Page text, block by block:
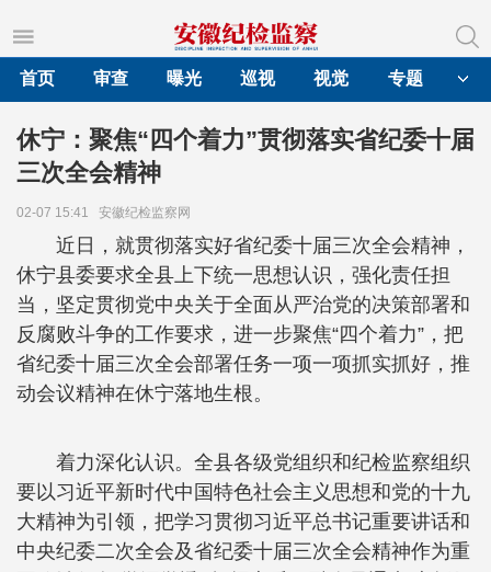
首页
审查 曝光 巡视 视觉 专题
休宁：聚焦“四个着力”贯彻落实省纪委十届
三次全会精神
02-07 15:41 安徽纪检监察网
近日，就贯彻落实好省纪委十届三次全会精神，
休宁县委要求全县上下统一思想认识，强化责任担
当，坚定贯彻党中央关于全面从严治党的决策部署和
反腐败斗争的工作要求，进一步聚焦“四个着力”，把
省纪委十届三次全会部署任务一项一项抓实抓好，推
动会议精神在休宁落地生根。
着力深化认识。全县各级党组织和纪检监察组织
要以习近平新时代中国特色社会主义思想和党的十九
大精神为引领，把学习贯彻习近平总书记重要讲话和
中央纪委二次全会及省纪委十届三次全会精神作为重